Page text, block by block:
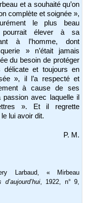
et a souhaité qu’on
complète et soignée »,
le plus beau
pourrait élever à sa
à l’homme, dont
» n’était jamais
du besoin de protéger
délicate et toujours en
», il l’a respecté et
à cause de ses
avec laquelle il
». Et il regrette
lui avoir dit.
P. M.
Larbaud, « Mirbeau
d’aujourd’hui, 1922, n° 9,